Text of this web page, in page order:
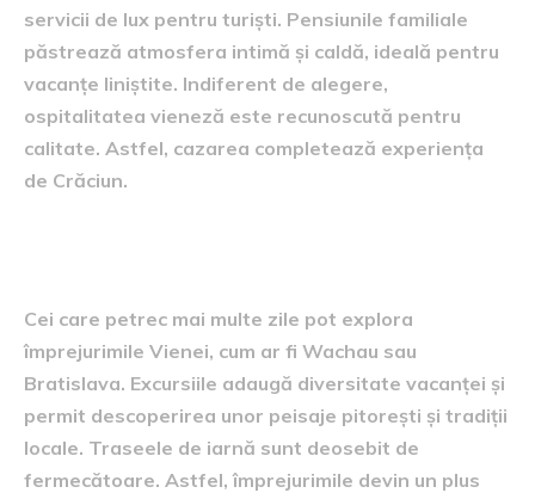
servicii de lux pentru turiști. Pensiunile familiale
păstrează atmosfera intimă și caldă, ideală pentru
vacanțe liniștite. Indiferent de alegere,
ospitalitatea vieneză este recunoscută pentru
calitate. Astfel, cazarea completează experiența
de Crăciun.
Cei care petrec mai multe zile pot explora
împrejurimile Vienei, cum ar fi Wachau sau
Bratislava. Excursiile adaugă diversitate vacanței și
permit descoperirea unor peisaje pitorești și tradiții
locale. Traseele de iarnă sunt deosebit de
fermecătoare. Astfel, împrejurimile devin un plus